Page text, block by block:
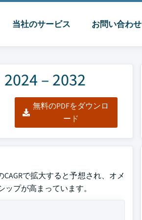
当社のサービス お問い合わせ
– 2032
無料のPDFをダウンロ
ード
で拡大すると予想され、オメ
プが高まっています。